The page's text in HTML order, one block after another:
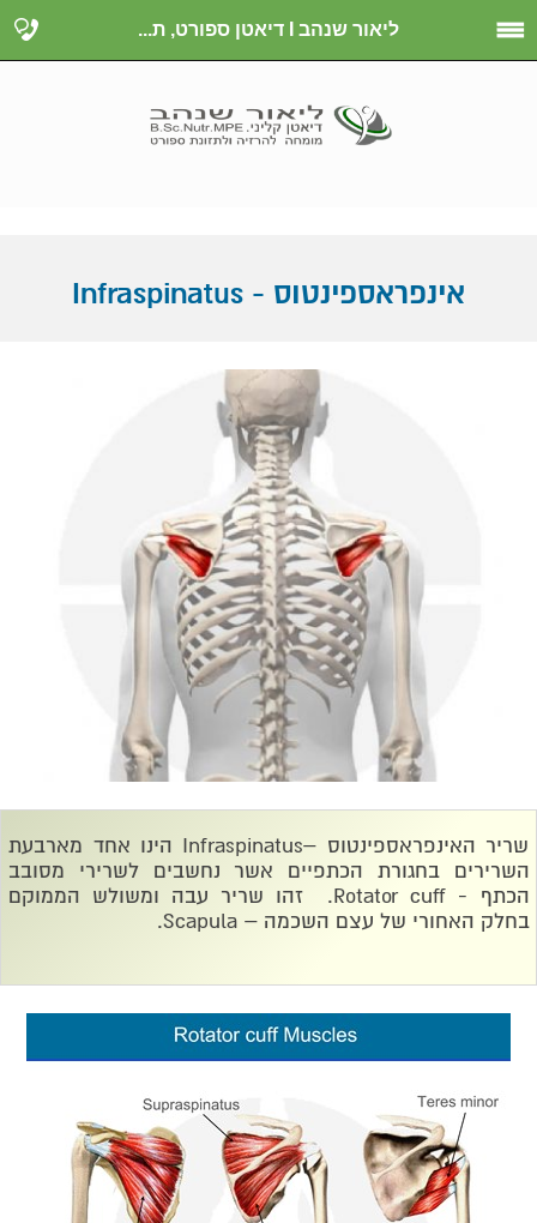
ליאור שנהב I דיאטן ספורט, ת...
שריר האינפראספינטוס –Infraspinatus הינו אחד מארבעת
השרירים בחגורת הכתפיים אשר נחשבים לשרירי מסובב
הכתף - Rotator cuff. זהו שריר עבה ומשולש הממוקם
בחלק האחורי של עצם השכמה – Scapula
.
אינפראספינטוס - Infraspinatus